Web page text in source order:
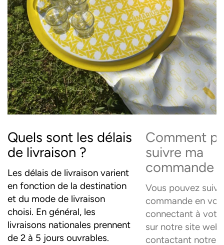
Quels sont les délais
de livraison ?
Les délais de livraison varient
en fonction de la destination
et du mode de livraison
choisi. En général, les
livraisons nationales prennent
de 2 à 5 jours ouvrables.
Comment
suivre ma
commande ?
Vous pouvez
commande en
connectant à
sur notre site web
contactant notre